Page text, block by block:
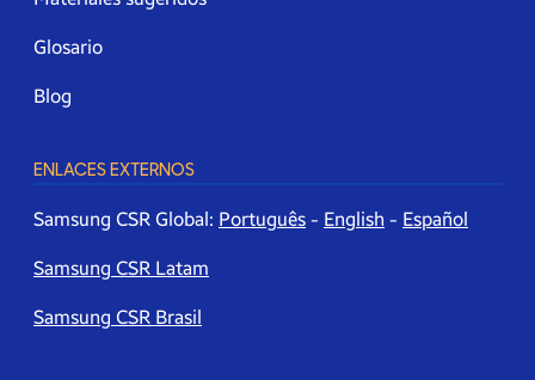
Glosario
Blog
ENLACES EXTERNOS
Samsung CSR Global: Português - English - Español
Samsung CSR Latam
Samsung CSR Brasil